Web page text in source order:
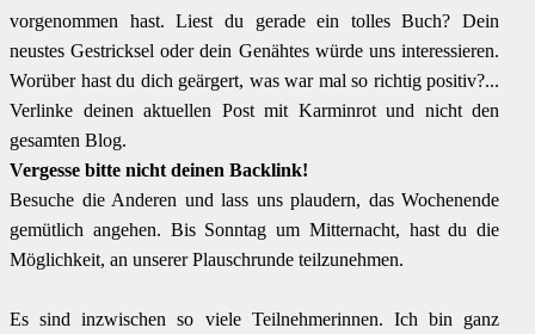
vorgenommen hast. Liest du gerade ein tolles Buch? Dein
neustes Gestricksel oder dein Genähtes würde uns interessieren.
Worüber hast du dich geärgert, was war mal so richtig positiv?...
Verlinke deinen aktuellen Post mit Karminrot und nicht den
gesamten Blog.
Vergesse bitte nicht deinen Backlink!
Besuche die Anderen und lass uns plaudern, das Wochenende
gemütlich angehen. Bis Sonntag um Mitternacht, hast du die
Möglichkeit, an unserer Plauschrunde teilzunehmen.
Es sind inzwischen so viele Teilnehmerinnen. Ich bin ganz